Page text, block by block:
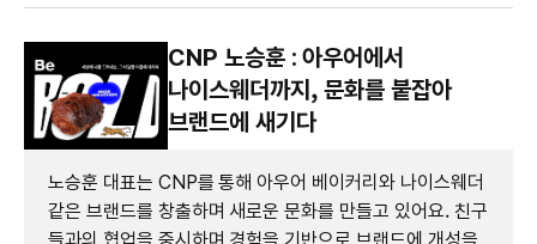
CNP 노승훈 : 아우어에서
나이스웨더까지, 문화를 붙잡아
브랜드에 새기다
노승훈 대표는 CNP를 통해 아우어 베이커리와 나이스웨더
같은 브랜드를 창출하며 새로운 문화를 만들고 있어요. 친구
들과의 협업을 중시하며 경험을 기반으로 브랜드에 개성을